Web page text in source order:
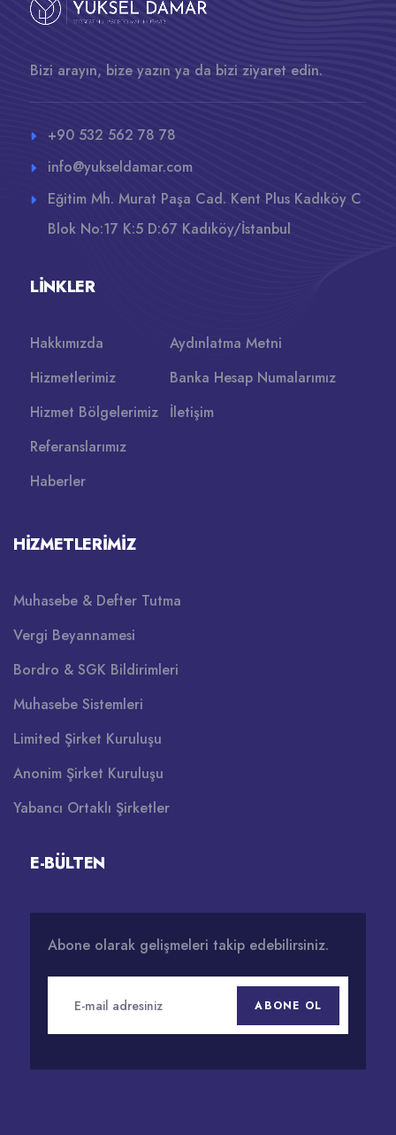
Bizi arayın, bize yazın ya da bizi ziyaret edin.
+90 532 562 78 78
info@yukseldamar.com
Eğitim Mh. Murat Paşa Cad. Kent Plus Kadıköy C
Blok No:17 K:5 D:67 Kadıköy/İstanbul
LINKLER
Hakkımızda
Hizmetlerimiz
Hizmet Bölgelerimiz
Referanslarımız
Haberler
Aydınlatma Metni
Banka Hesap Numalarımız
İletişim
HIZMETLERIMIZ
Muhasebe & Defter Tutma
Vergi Beyannamesi
Bordro & SGK Bildirimleri
Muhasebe Sistemleri
Limited Şirket Kuruluşu
Anonim Şirket Kuruluşu
Yabancı Ortaklı Şirketler
E-BÜLTEN
Abone olarak gelişmeleri takip edebilirsiniz.
ABONE OL